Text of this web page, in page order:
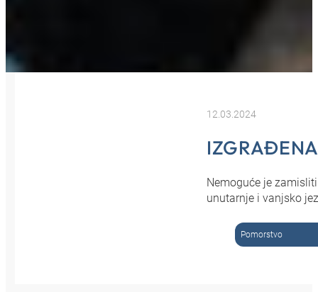
12.03.2024
Nemoguće je
unutarnje i vanjsko
Pomorstvo